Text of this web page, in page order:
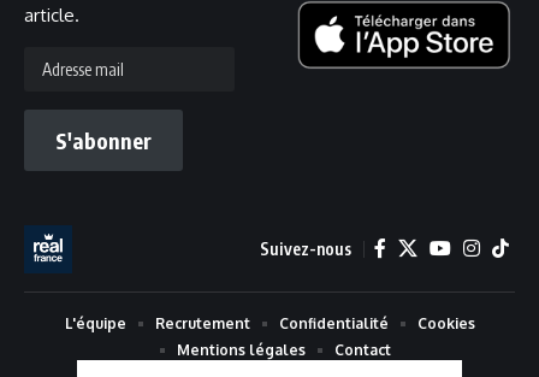
article.
mail
S'abonner
Suivez-nous
L'équipe Recrutement Confidentialité
Cookies
Mentions légales
Contact